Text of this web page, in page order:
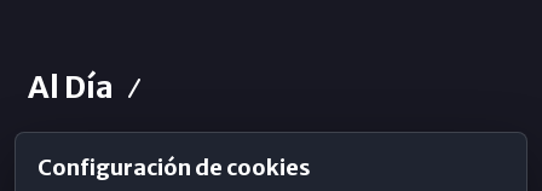
Al Día
Horarios de Misa
Configuración de cookies